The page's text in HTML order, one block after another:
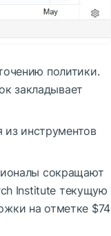
политики.
закладывает
из инструментов
сокращают
Institute текущую
на отметке $74